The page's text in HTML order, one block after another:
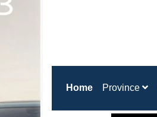
Home(current)
Province